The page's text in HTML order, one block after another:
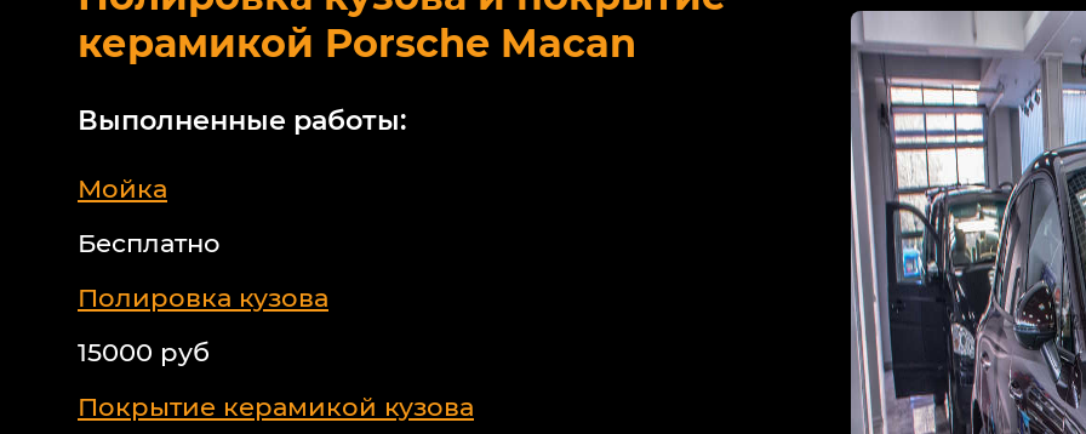
керамикой Porsche Macan
Выполненные работы:
Мойка
Бесплатно
Полировка кузова
15000 руб
Покрытие керамикой кузова